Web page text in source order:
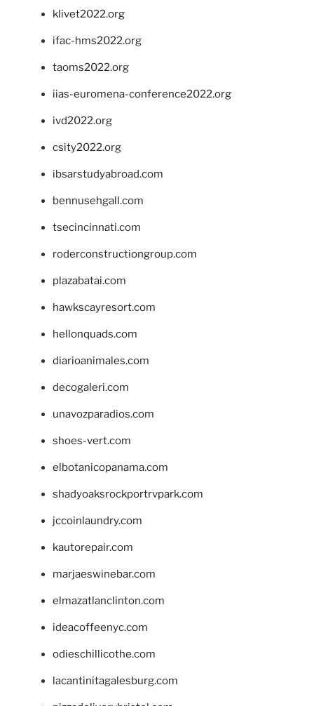
klivet2022.org
ifac-hms2022.org
taoms2022.org
iias-euromena-conference2022.org
ivd2022.org
csity2022.org
ibsarstudyabroad.com
bennusehgall.com
tsecincinnati.com
roderconstructiongroup.com
plazabatai.com
hawkscayresort.com
hellonquads.com
diarioanimales.com
decogaleri.com
unavozparadios.com
shoes-vert.com
elbotanicopanama.com
shadyoaksrockportrvpark.com
jccoinlaundry.com
kautorepair.com
marjaeswinebar.com
elmazatlanclinton.com
ideacoffeenyc.com
odieschillicothe.com
lacantinitagalesburg.com